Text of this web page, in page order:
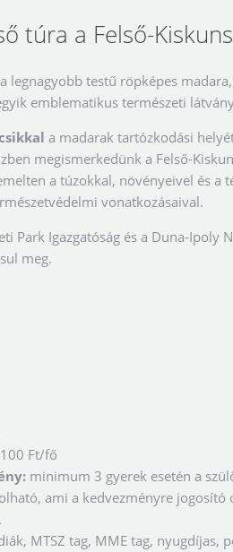
túra a Felső-
legnagyobb testű röpképes
emblematikus természeti
a madarak tartózkodási
megismerkedünk a Felső-
a túzokkal, növényeivel és a
vonatkozásaival.
Park Igazgatóság és a Duna-Ipoly
meg.
Ft/fő
minimum 3 gyerek esetén a
ami a kedvezményre
MTSZ tag, MME tag, nyugdíjas,